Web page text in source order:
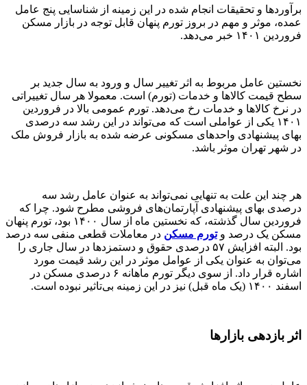
برآوردها و تحقیقات انجام شده در این زمینه از شناسایی پنج عامل
عمده، موثر و مهم در بروز تورم پنهان قابل توجه در بازار مسکن
فروردین ۱۴۰۱ خبر می‌دهد.
نخستین عامل مربوط به اثر تغییر سال و ورود به سال جدید بر
سطح قیمت‌‌ کالاها و خدمات (تورم) است. معمولا هر سال تغییراتی
در نرخ کالاها و خدمات رخ می‌دهد. تورم عمومی بالا در فروردین
۱۴۰۱ یکی از عواملی است که می‌تواند در این رشد سه درصدی
بهای پیشنهادی واحدهای مسکونی عرضه شده به بازار فروش ملک
در شهر تهران موثر باشد.
هر چند این علت به تنهایی نمی‌تواند به عنوان عامل رشد سه
درصدی بهای پیشنهادی آپارتمان‌‌های فروشی مطرح شود. چرا که
فروردین سال گذشته، که نخستین ماه از سال ۱۴۰۰ بود، تورم پنهان
مسکن یک درصد وتورم مسکن در معاملات قطعی منفی سه درصد
بود. البته افزایش ۵۷ درصدی حقوق و دستمزدها در سال جاری را
می‌توان به عنوان یکی از عوامل موثر در این رشد قیمت مورد
اشاره قرار داد. از سوی دیگر تورم ماهانه ۶ درصدی مسکن در
اسفند ۱۴۰۰ (یک ماه قبل) نیز در این زمینه بی‌‌تاثیر نبوده است.
اثر بازدهی بازارها